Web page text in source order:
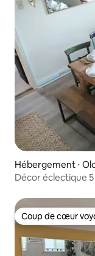
Hébergement ⋅
Décor éclectique
Coup de cœur
Coup de cœur